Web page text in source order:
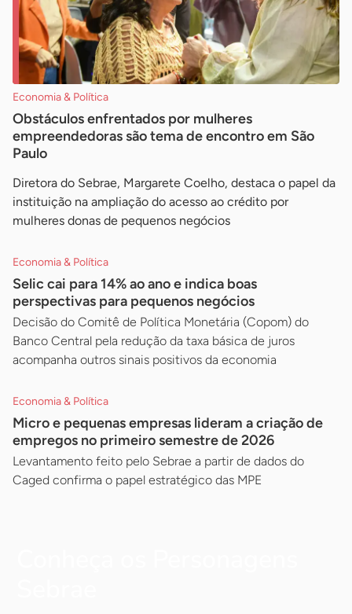
Economia & Política
Obstáculos enfrentados por mulheres
empreendedoras são tema de encontro em São
Paulo
Diretora do Sebrae, Margarete Coelho, destaca o papel da
instituição na ampliação do acesso ao crédito por
mulheres donas de pequenos negócios
Economia & Política
Selic cai para 14% ao ano e indica boas
perspectivas para pequenos negócios
Decisão do Comitê de Política Monetária (Copom) do
Banco Central pela redução da taxa básica de juros
acompanha outros sinais positivos da economia
Economia & Política
Micro e pequenas empresas lideram a criação de
empregos no primeiro semestre de 2026
Levantamento feito pelo Sebrae a partir de dados do
Caged confirma o papel estratégico das MPE